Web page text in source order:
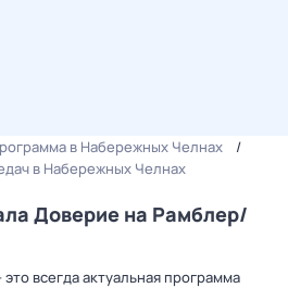
в Набережных Челнах
в Набережных Челнах
Доверие на Рамблер/
всегда актуальная программа